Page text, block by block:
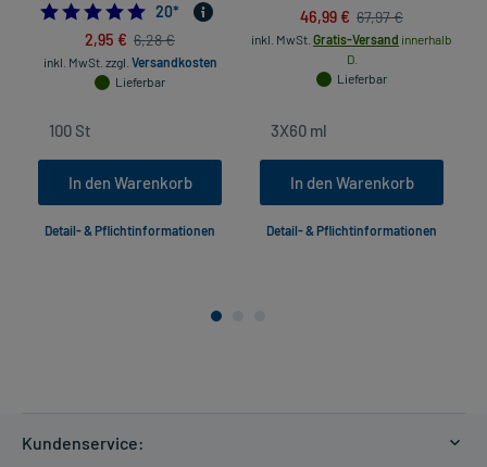
4.9
20*
2,95 € 6,28 €
inkl. MwSt. zzgl. Versandkosten
Lieferbar
In den Warenkorb
Detail- & Pflichtinformationen
46,99 € 67,97 €
inkl. MwSt. Gratis-Versand innerhalb
D.
Lieferbar
In den Warenkorb
Detail- & Pflichtinformationen
Kundenservice: